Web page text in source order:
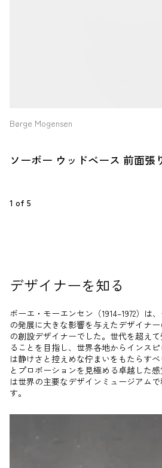
Børge Mogensen
ソーボー ウッドベース 前面張
1 of 5
デザイナーを知る
ボーエ・モーエンセン（1914–1972）は
の発展に大きな影響を与えたデザイナ
の創設デザイナーでした。世代を超え
ることを目指し、世界各地からインス
は静けさと控えめな佇まいをもたらす
とプロポーションを見極める卓越した
は世界の主要なデザインミュージアム
す。